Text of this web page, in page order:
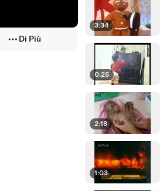
Di Più
3:34
0:25
2:18
1:03